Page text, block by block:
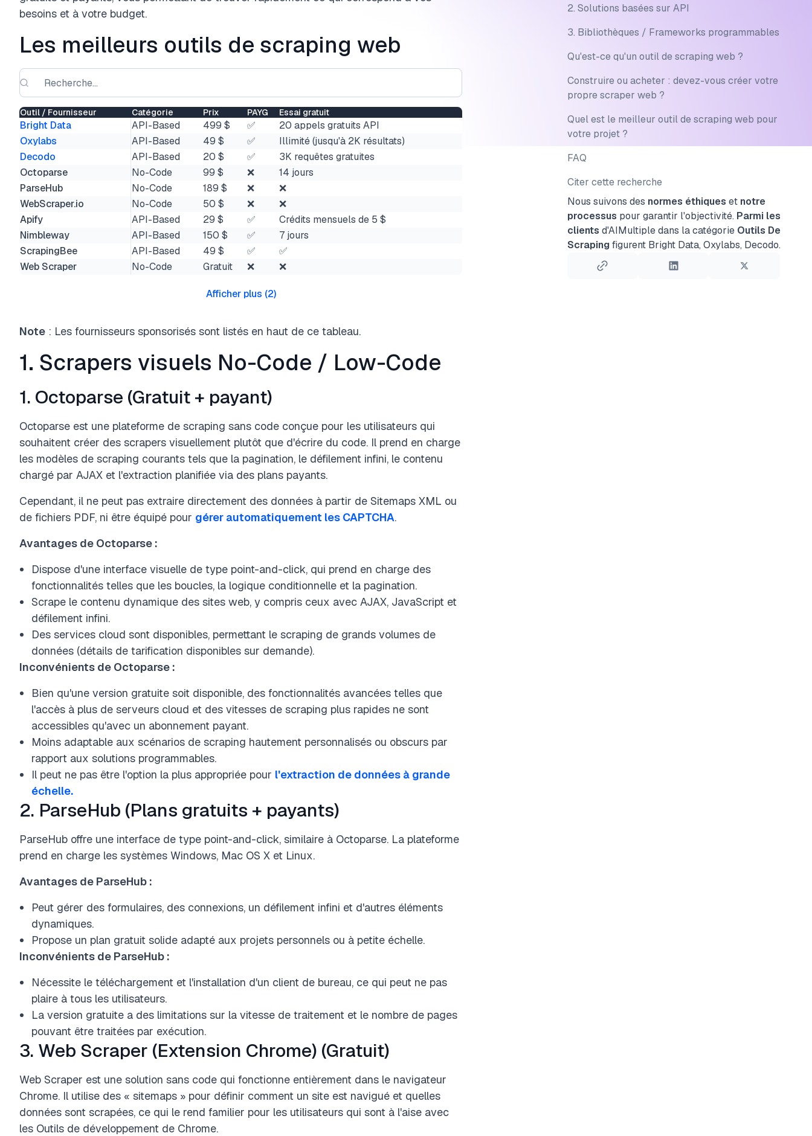
besoins et à votre budget.
Les meilleurs outils de scraping web
Outil / Fournisseur Catégorie Prix PAYG Essai gratuit
Bright Data API-Based 499 $ ✅
20 appels gratuits API
Oxylabs
API-Based 49 $ ✅
Illimité (jusqu'à 2K résultats)
Decodo
API-Based 20 $ ✅
3K requêtes gratuites
Octoparse
No-Code 99 $ ❌
14 jours
ParseHub
No-Code 189 $ ❌
❌
WebScraper.io
No-Code 50 $ ❌
❌
Apify
API-Based 29 $ ✅
Crédits mensuels de 5 $
Nimbleway
API-Based 150 $ ✅
7 jours
ScrapingBee
API-Based 49 $ ✅
✅
Web Scraper
No-Code Gratuit ❌ ❌
Afficher plus (2)
Note : Les fournisseurs sponsorisés sont listés en haut de ce tableau.
1. Scrapers visuels No-Code / Low-Code
1. Octoparse (Gratuit + payant)
Octoparse est une plateforme de scraping sans code conçue pour les utilisateurs qui
souhaitent créer des scrapers visuellement plutôt que d'écrire du code. Il prend en charge
les modèles de scraping courants tels que la pagination, le défilement infini, le contenu
chargé par AJAX et l'extraction planifiée via des plans payants.
Cependant, il ne peut pas extraire directement des données à partir de Sitemaps XML ou
de fichiers PDF, ni être équipé pour gérer automatiquement les CAPTCHA.
Avantages de Octoparse :
Dispose d'une interface visuelle de type point-and-click, qui prend en charge des
fonctionnalités telles que les boucles, la logique conditionnelle et la pagination.
Scrape le contenu dynamique des sites web, y compris ceux avec AJAX, JavaScript et
défilement infini.
Des services cloud sont disponibles, permettant le scraping de grands volumes de
données (détails de tarification disponibles sur demande).
Inconvénients de Octoparse :
Bien qu'une version gratuite soit disponible, des fonctionnalités avancées telles que
l'accès à plus de serveurs cloud et des vitesses de scraping plus rapides ne sont
accessibles qu'avec un abonnement payant.
Moins adaptable aux scénarios de scraping hautement personnalisés ou obscurs par
rapport aux solutions programmables.
Il peut ne pas être l'option la plus appropriée pour l'extraction de données à grande
échelle.
2. ParseHub (Plans gratuits + payants)
ParseHub offre une interface de type point-and-click, similaire à Octoparse. La plateforme
prend en charge les systèmes Windows, Mac OS X et Linux.
Avantages de ParseHub :
Peut gérer des formulaires, des connexions, un défilement infini et d'autres éléments
dynamiques.
Propose un plan gratuit solide adapté aux projets personnels ou à petite échelle.
Inconvénients de ParseHub :
Nécessite le téléchargement et l'installation d'un client de bureau, ce qui peut ne pas
plaire à tous les utilisateurs.
La version gratuite a des limitations sur la vitesse de traitement et le nombre de pages
pouvant être traitées par exécution.
3. Web Scraper (Extension Chrome) (Gratuit)
Web Scraper est une solution sans code qui fonctionne entièrement dans le navigateur
Chrome. Il utilise des « sitemaps » pour définir comment un site est navigué et quelles
données sont scrapées, ce qui le rend familier pour les utilisateurs qui sont à l'aise avec
les Outils de développement de Chrome.
2. Solutions basées sur API
3. Bibliothèques / Frameworks programmables
Qu'est-ce qu'un outil de scraping web ?
Construire ou acheter : devez-vous créer votre
propre scraper web ?
Quel est le meilleur outil de scraping web pour
votre projet ?
FAQ
Citer cette recherche
Nous suivons des normes éthiques et notre
processus pour garantir l'objectivité. Parmi les
clients d'AIMultiple dans la catégorie Outils De
Scrapingfigurent Bright Data, Oxylabs, Decodo.